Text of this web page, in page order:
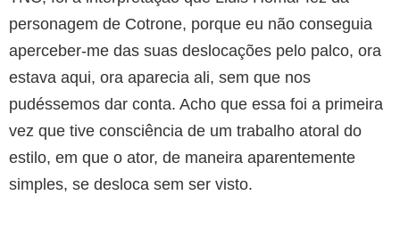
personagem de Cotrone, porque eu não conseguia
aperceber-me das suas deslocações pelo palco, ora
estava aqui, ora aparecia ali, sem que nos
pudéssemos dar conta. Acho que essa foi a primeira
vez que tive consciência de um trabalho atoral do
estilo, em que o ator, de maneira aparentemente
simples, se desloca sem ser visto.